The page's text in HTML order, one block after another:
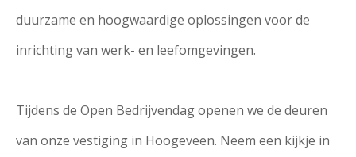
duurzame en hoogwaardige oplossingen voor de
inrichting van werk- en leefomgevingen.
Tijdens de Open Bedrijvendag openen we de deuren
van onze vestiging in Hoogeveen. Neem een kijkje in